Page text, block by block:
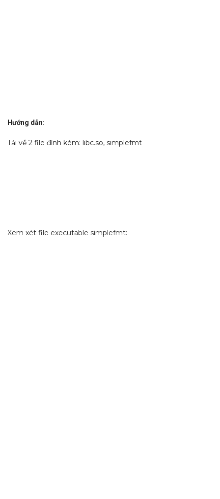
Hướng dẫn:
Tải về 2 file đính kèm: libc.so, simplefmt
Xem xét file executable simplefmt: